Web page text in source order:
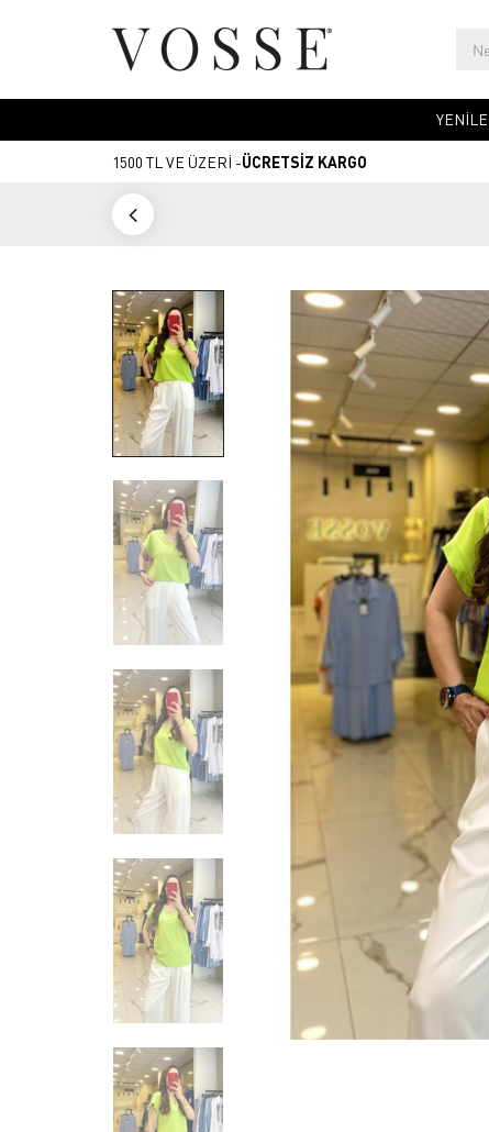
1500 TL VE ÜZERİ -ÜCRETSİZ KARGO